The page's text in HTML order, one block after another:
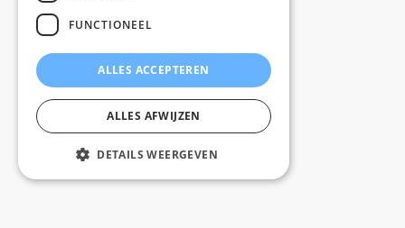
FUNCTIONEEL
ALLES ACCEPTEREN
ALLES AFWIJZEN
DETAILS WEERGEVEN